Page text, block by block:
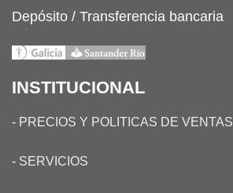
Depósito / Transferencia bancaria
INSTITUCIONAL
- PRECIOS Y POLITICAS DE VENTAS
- SERVICIOS